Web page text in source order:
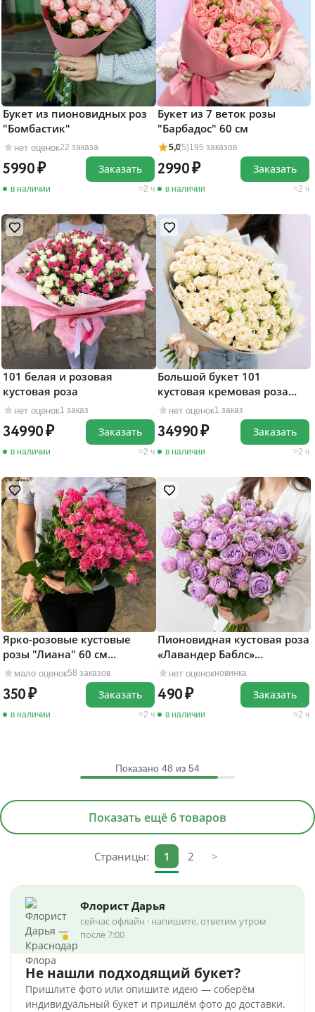
нет оценок22 заказа
Букет из пионовидных роз
"Бомбастик"
5990
в наличии 2 ч
Заказать
5,0(5)195 заказов
Букет из 7 веток розы
"Барбадос" 60 см
2990
в наличии 2 ч
Заказать
нет оценок1 заказ
101 белая и розовая
кустовая роза
34990
в наличии 2 ч
Заказать
нет оценок1 заказ
Большой букет 101
кустовая кремовая роза
"Яна"
34990
в наличии 2 ч
Заказать
мало оценок58 заказов
Ярко-розовые кустовые
розы "Лиана" 60 см
поштучно
350
в наличии 2 ч
Заказать
нет оценокновинка
Пионовидная кустовая роза
«Лавандер Баблс»
поштучно
490
в наличии 2 ч
Заказать
Показано 48 из 54
Показать ещё 6 товаров
Страницы: 1 2 >
Флорист Дарья
сейчас офлайн · напишите, ответим утром
после 7:00
Не нашли подходящий букет?
Пришлите фото или опишите идею — соберём
индивидуальный букет и пришлём фото до доставки.